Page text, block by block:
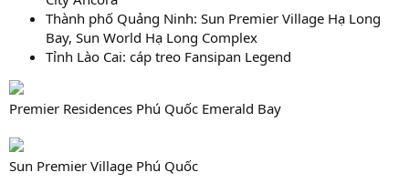
Thành phố Quảng Ninh: Sun Premier Village Hạ Long
Bay, Sun World Hạ Long Complex
Tỉnh Lào Cai: cáp treo Fansipan Legend
Premier Residences Phú Quốc Emerald Bay
Sun Premier Village Phú Quốc